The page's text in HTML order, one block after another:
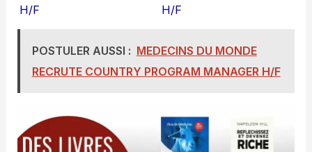
H/F
H/F
POSTULER AUSSI : MEDECINS DU MONDE
RECRUTE COUNTRY PROGRAM MANAGER H/F